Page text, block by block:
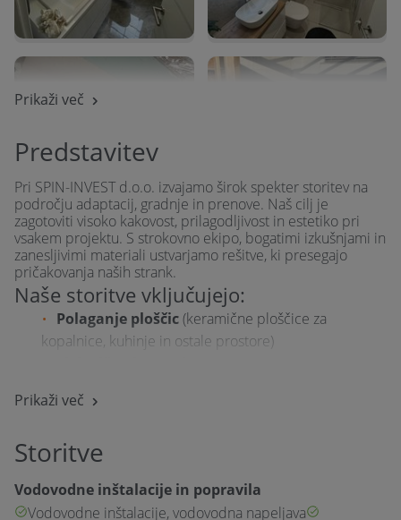
Prikaži več
Predstavitev
Pri SPIN-INVEST d.o.o. izvajamo širok spekter storitev na
področju adaptacij, gradnje in prenove. Naš cilj je
zagotoviti visoko kakovost, prilagodljivost in estetiko pri
vsakem projektu. S strokovno ekipo, bogatimi izkušnjami in
zanesljivimi materiali ustvarjamo rešitve, ki presegajo
pričakovanja naših strank.
Naše storitve vključujejo:
Polaganje ploščic(keramične ploščice za
kopalnice, kuhinje in ostale prostore)
Izdelava ali prenova fasade
Najem avtomobilov in kombijev
Prenova hiše, mansarde ali stanovanja na
Prikaži več
Storitve
Vodovodne inštalacije in popravila
Vodovodne inštalacije, vodovodna napeljava